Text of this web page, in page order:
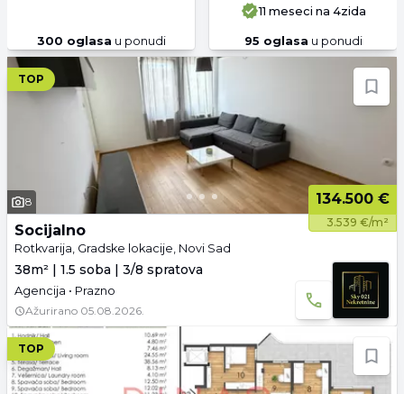
300 oglasa u ponudi
11 meseci na 4zida
95 oglasa u ponudi
TOP
8 134.500 €
3.539 €/m²
Socijalno
Rotkvarija, Gradske lokacije, Novi Sad
38m² | 1.5 soba | 3/8 spratova
Agencija • Prazno
Ažurirano 05.08.2026.
TOP